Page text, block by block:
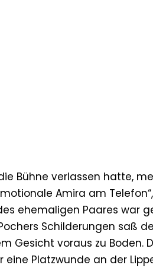
Bühne verlassen hatte,
Amira am
ehemaligen Paares war
Schilderungen saß
Gesicht voraus zu Boden.
eine Platzwunde an der